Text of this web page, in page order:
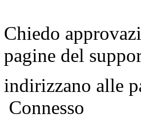
Chiedo
pagine del
indirizzano alle
Connesso